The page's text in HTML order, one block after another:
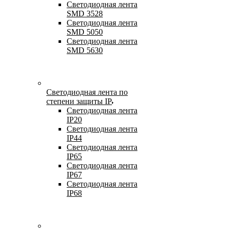
Светодиодная лента
SMD 3528
Светодиодная лента
SMD 5050
Светодиодная лента
SMD 5630
Светодиодная лента по
степени защиты IP
Светодиодная лента
IP20
Светодиодная лента
IP44
Светодиодная лента
IP65
Светодиодная лента
IP67
Светодиодная лента
IP68